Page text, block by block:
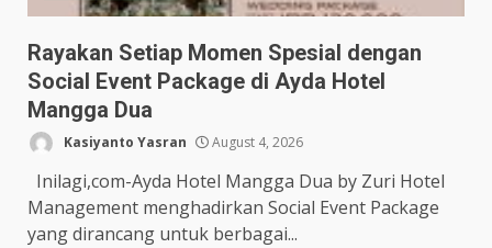
Rayakan Setiap Momen Spesial dengan
Social Event Package di Ayda Hotel
Mangga Dua
Kasiyanto Yasran August 4, 2026
Inilagi,com-Ayda Hotel Mangga Dua by Zuri Hotel
Management menghadirkan Social Event Package
yang dirancang untuk berbagai...